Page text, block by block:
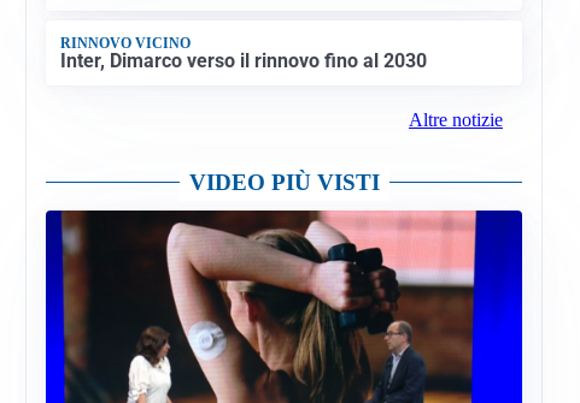
RINNOVO VICINO
Inter, Dimarco verso il rinnovo fino al 2030
Altre notizie
VIDEO PIÙ VISTI